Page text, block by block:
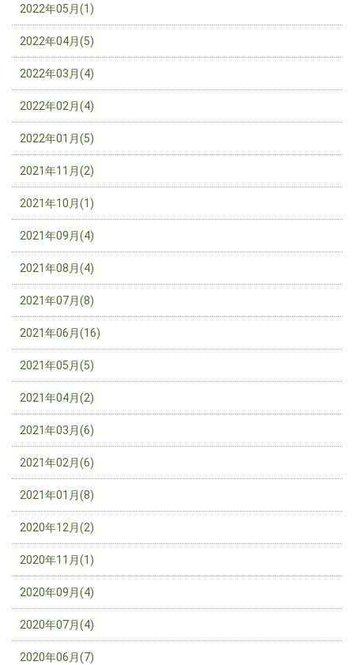
2022年05月(1)
2022年04月(5)
2022年03月(4)
2022年02月(4)
2022年01月(5)
2021年11月(2)
2021年10月(1)
2021年09月(4)
2021年08月(4)
2021年07月(8)
2021年06月(16)
2021年05月(5)
2021年04月(2)
2021年03月(6)
2021年02月(6)
2021年01月(8)
2020年12月(2)
2020年11月(1)
2020年09月(4)
2020年07月(4)
2020年06月(7)